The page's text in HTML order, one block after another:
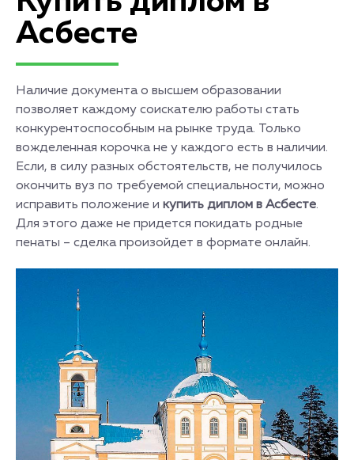
Асбесте
Наличие документа о высшем образовании
позволяет каждому соискателю работы стать
конкурентоспособным на рынке труда. Только
вожделенная корочка не у каждого есть в наличии.
Если, в силу разных обстоятельств, не получилось
окончить вуз по требуемой специальности, можно
исправить положение и купить диплом в Асбесте.
Для этого даже не придется покидать родные
пенаты – сделка произойдет в формате онлайн.